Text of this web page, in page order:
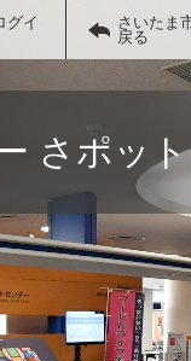
グイ
さいたま
戻る
さポット